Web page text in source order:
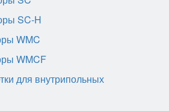
SC-H
WMC
WMCF
для внутрипольных